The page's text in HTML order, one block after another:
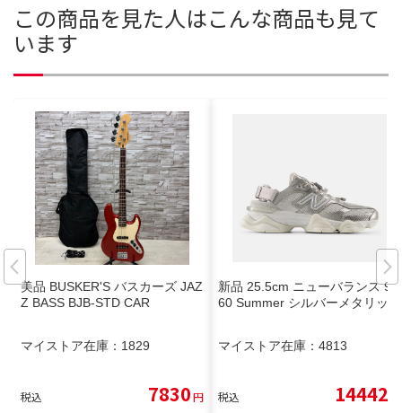
この商品を見た人はこんな商品も見て
います
美品 BUSKER'S バスカーズ JAZ
Z BASS BJB-STD CAR
マイストア在庫： 1829
税込 7830円
新品 25.5cm ニューバランス 90
60 Summer シルバーメタリック
マイストア在庫： 4813
税込 14442